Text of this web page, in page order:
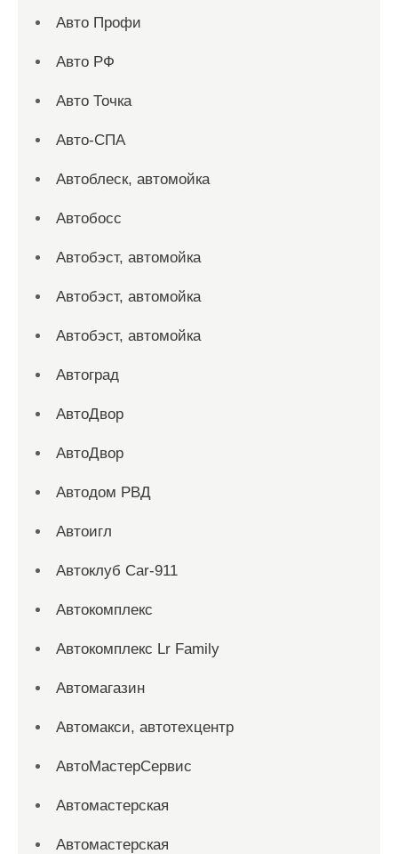
Авто Профи
Авто РФ
Авто Точка
Авто-СПА
Автоблеск, автомойка
Автобосс
Автобэст, автомойка
Автобэст, автомойка
Автобэст, автомойка
Автоград
АвтоДвор
АвтоДвор
Автодом РВД
Автоигл
Автоклуб Car-911
Автокомплекс
Автокомплекс Lr Family
Автомагазин
Автомакси, автотехцентр
АвтоМастерСервис
Автомастерская
Автомастерская